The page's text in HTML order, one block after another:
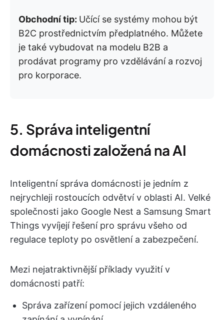
Obchodní tip: Učící se systémy mohou být
B2C prostřednictvím předplatného. Můžete
je také vybudovat na modelu B2B a
prodávat programy pro vzdělávání a rozvoj
pro korporace.
5. Správa inteligentní
domácnosti založená na AI
Inteligentní správa domácnosti je jedním z
nejrychleji rostoucích odvětví v oblasti AI. Velké
společnosti jako Google Nest a Samsung Smart
Things vyvíjejí řešení pro správu všeho od
regulace teploty po osvětlení a zabezpečení.
Mezi nejatraktivnější příklady využití v
domácnosti patří:
Správa zařízení pomocí jejich vzdáleného